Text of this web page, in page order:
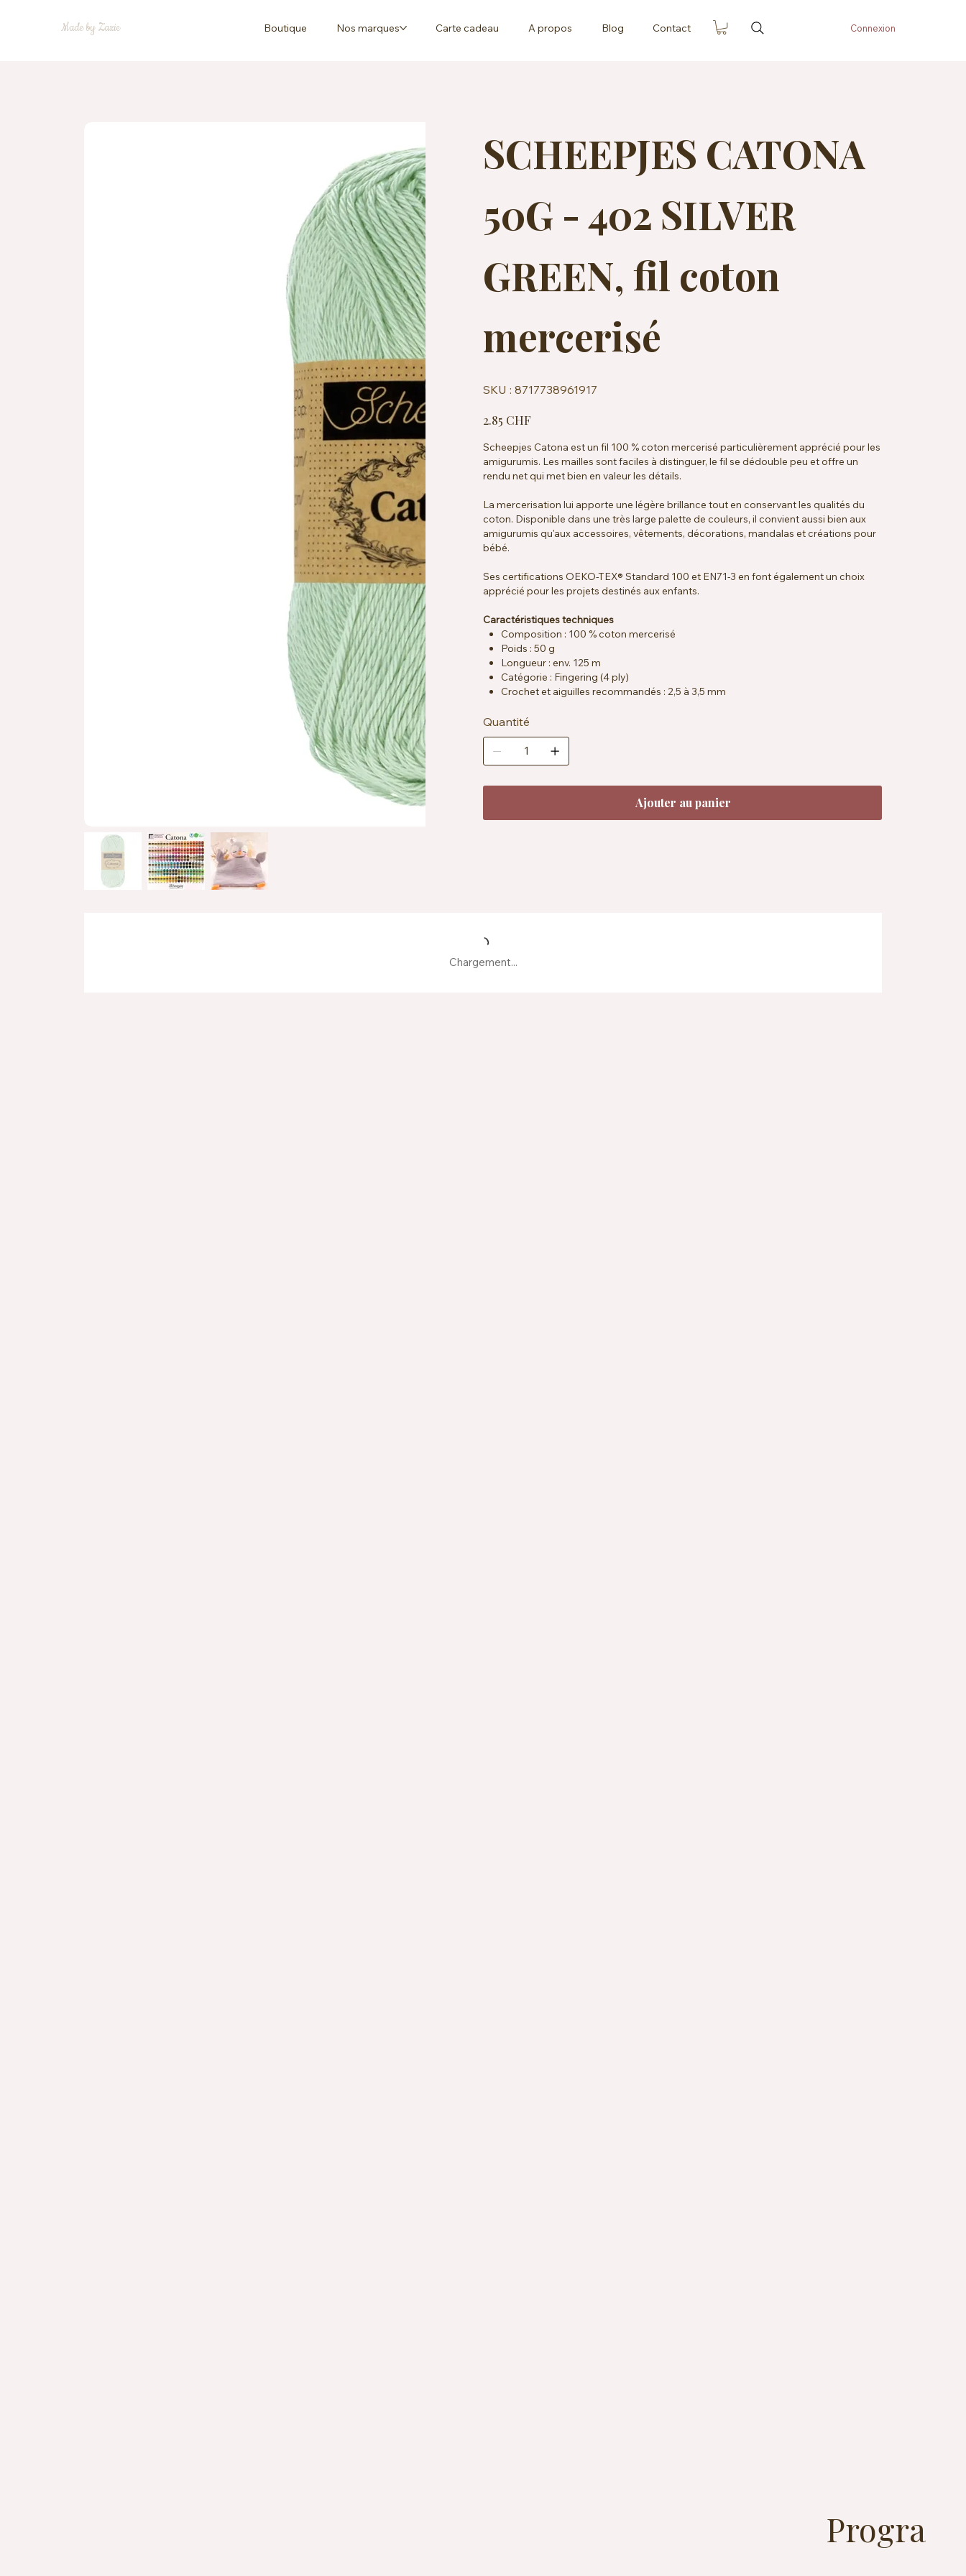
Made by Zazie Boutique Nos marques Carte cadeau A propos Blog Contact Connexion
SCHEEPJES CATONA
50G - 402 SILVER
GREEN, fil coton
mercerisé
SKU : 8717738961917
8717738961917
2.85 CHF
Scheepjes Catona est un fil 100 % coton mercerisé particulièrement apprécié pour les
amigurumis. Les mailles sont faciles à distinguer, le fil se dédouble peu et offre un
rendu net qui met bien en valeur les détails.
La mercerisation lui apporte une légère brillance tout en conservant les qualités du
coton. Disponible dans une très large palette de couleurs, il convient aussi bien aux
amigurumis qu'aux accessoires, vêtements, décorations, mandalas et créations pour
bébé.
Ses certifications OEKO-TEX® Standard 100 et EN71-3 en font également un choix
apprécié pour les projets destinés aux enfants.
Caractéristiques techniques
Composition : 100 % coton mercerisé
Poids : 50 g
Longueur : env. 125 m
Catégorie : Fingering (4 ply)
Crochet et aiguilles recommandés : 2,5 à 3,5 mm
Certification : OEKO-TEX® Standard 100, EN71-3
Entretien : lavable en machine à 40 °C
Fabrication : produit à partir d'eaux de teinture recyclées
Quantité
Ajouter au panier
Chargement...
Progra